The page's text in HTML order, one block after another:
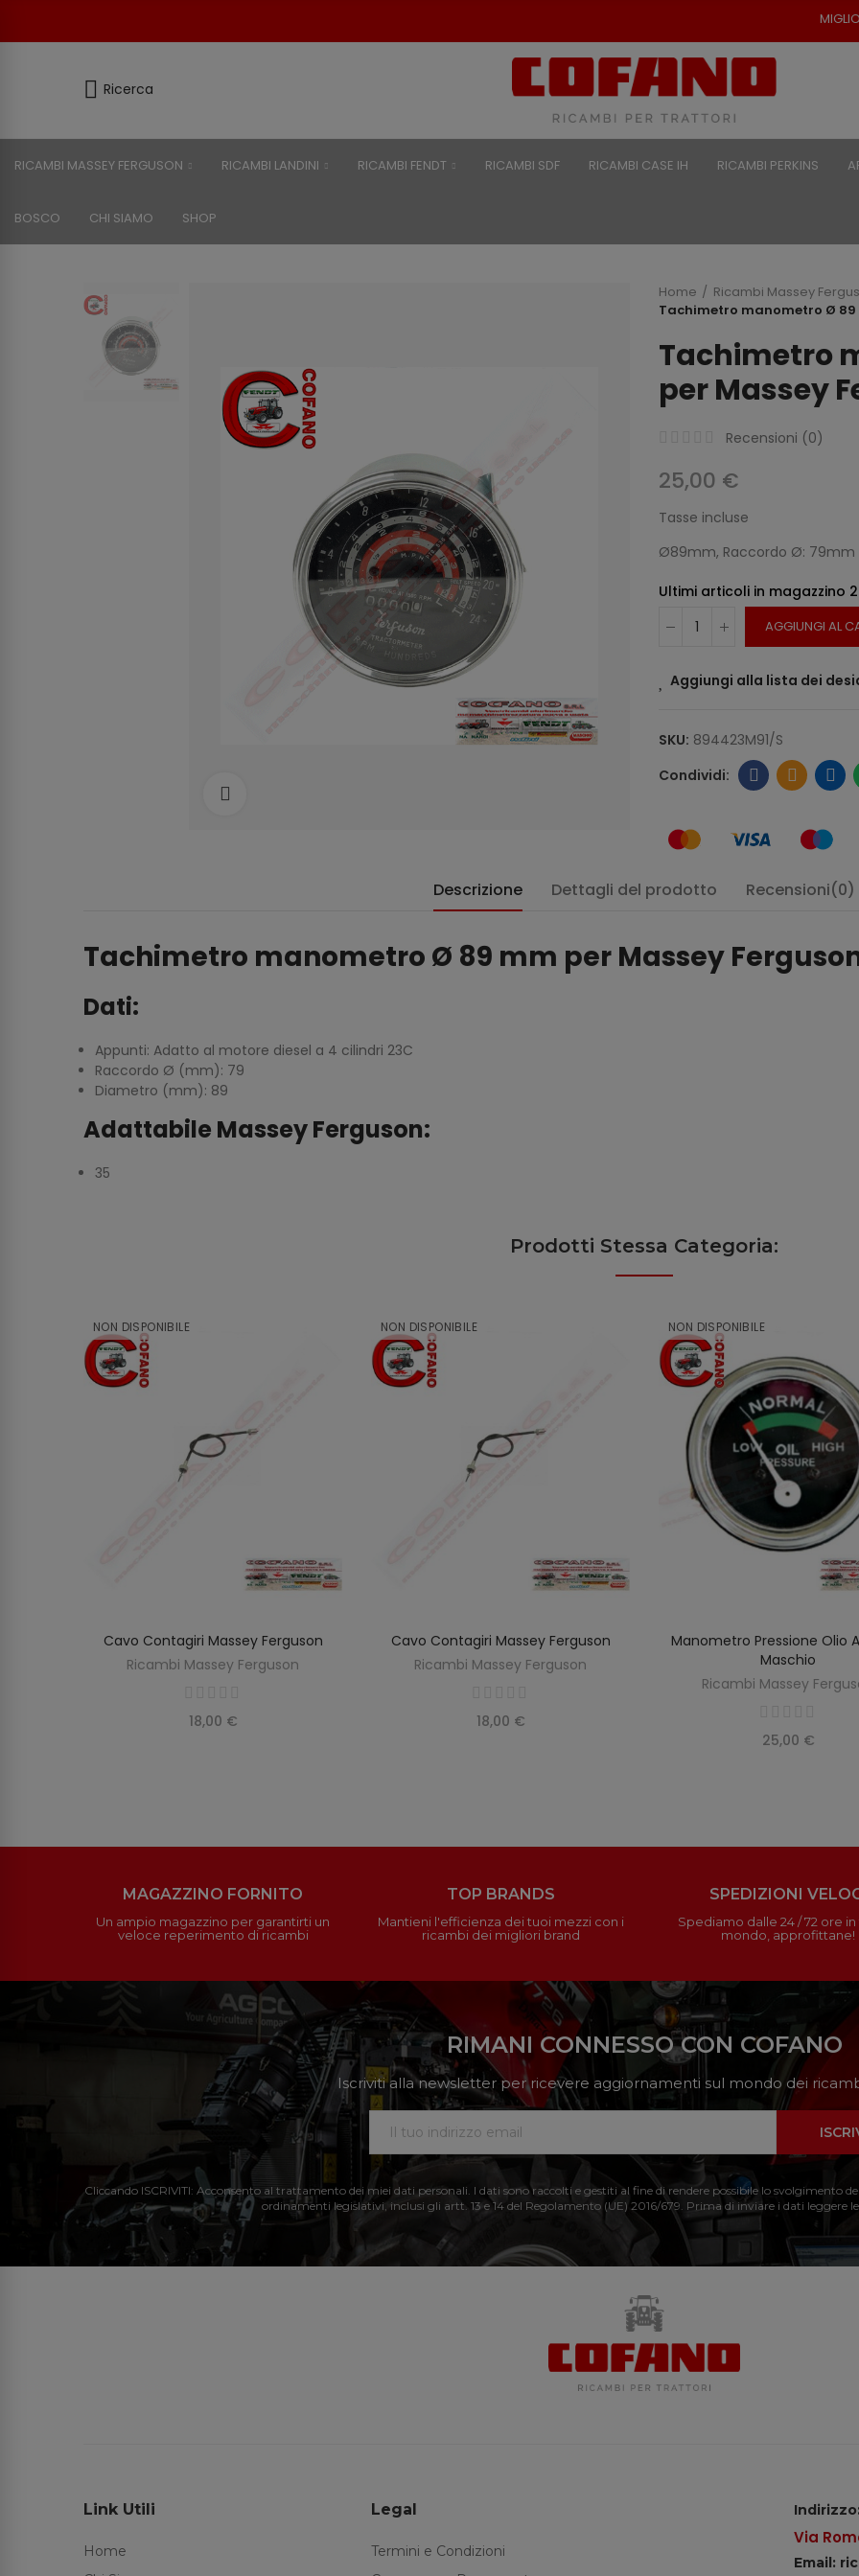
MIGLIORI PREZZI PER
Ricerca
RICAMBI MASSEY FERGUSON RICAMBI LANDINI RICAMBI FENDT RICAMBI SDF RICAMBI CASE IH RICAMBI PERKINS
BOSCO CHI SIAMO SHOP
Home
Ricambi Massey
Tachimetro manometro Ø 89
Tachimetro
per Massey
Recensioni (0)
25,00 €
Tasse incluse
Ø89mm, Raccordo Ø: 79mm
Ultimi articoli in magazzino
AGGIUNGI AL
Aggiungi alla lista dei
SKU: 894423M91/S
Descrizione Dettagli del prodotto Recensioni(0)
Tachimetro manometro Ø 89 mm per Massey
Dati:
Appunti: Adatto al motore diesel a 4 cilindri 23C
Raccordo Ø (mm): 79
Diametro (mm): 89
Adattabile Massey Ferguson:
35
Prodotti Stessa Categoria:
NON DISPONIBILE
SCOPRIRE
Cavo Contagiri Massey Ferguson
Ricambi Massey Ferguson
18,00 €
NON DISPONIBILE
SCOPRIRE
Cavo Contagiri Massey Ferguson
Ricambi Massey Ferguson
18,00 €
NON DISPONIBILE
SCOPRIRE
Manometro Pressione Olio
Maschio
Ricambi Massey
25,00 €
MAGAZZINO FORNITO
Un ampio magazzino per garantirti un
veloce reperimento di ricambi
TOP BRANDS
Mantieni l'efficienza dei tuoi mezzi con i
ricambi dei migliori brand
SPEDIZIONI
Spediamo dalle 24 / 72 ore
mondo, approfittane!
RIMANI CONNESSO CON COFANO
Iscriviti alla newsletter per ricevere aggiornamenti sul mondo dei
Cliccando ISCRIVITI: Acconsento al trattamento dei miei dati personali. I dati sono raccolti e gestiti al fine di rendere possibile lo
ordinamenti legislativi, inclusi gli artt. 13 e 14 del Regolamento (UE) 2016/679. Prima di inviare i dati leggere
Link Utili
Home
Legal
Termini e Condizioni
Via
Email: